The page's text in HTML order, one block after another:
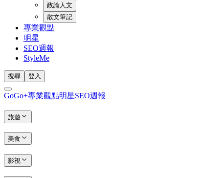
政論人文
散文筆記
專業觀點
明星
SEO週報
StyleMe
搜尋 登入
GoGo+專業觀點明星SEO週報
旅遊
美食
影視